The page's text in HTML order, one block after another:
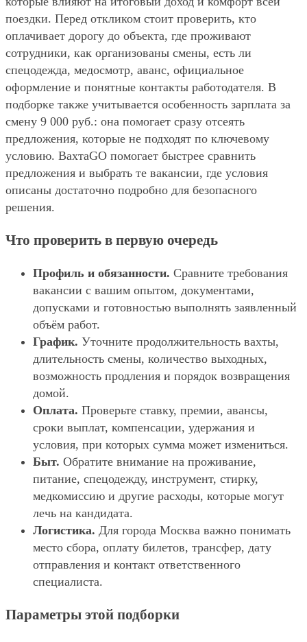
поездки. Перед откликом стоит проверить, кто
оплачивает дорогу до объекта, где проживают
сотрудники, как организованы смены, есть ли
спецодежда, медосмотр, аванс, официальное
оформление и понятные контакты работодателя. В
подборке также учитывается особенность зарплата за
смену 9 000 руб.: она помогает сразу отсеять
предложения, которые не подходят по ключевому
условию. ВахтаGO помогает быстрее сравнить
предложения и выбрать те вакансии, где условия
описаны достаточно подробно для безопасного
решения.
Что проверить в первую очередь
Профиль и обязанности. Сравните требования
вакансии с вашим опытом, документами,
допусками и готовностью выполнять заявленный
объём работ.
График. Уточните продолжительность вахты,
длительность смены, количество выходных,
возможность продления и порядок возвращения
домой.
Оплата. Проверьте ставку, премии, авансы,
сроки выплат, компенсации, удержания и
условия, при которых сумма может измениться.
Быт. Обратите внимание на проживание,
питание, спецодежду, инструмент, стирку,
медкомиссию и другие расходы, которые могут
лечь на кандидата.
Логистика. Для города Москва важно понимать
место сбора, оплату билетов, трансфер, дату
отправления и контакт ответственного
специалиста.
Параметры этой подборки